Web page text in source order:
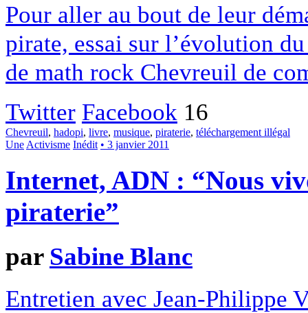
Pour aller au bout de leur
pirate, essai sur l’évolution
de math rock Chevreuil de
Twitter Facebook 16
Chevreuil, hadopi, livre, musique, piraterie, téléchargement illégal
UneActivisme Inédit • 3 janvier 2011
Internet, ADN : “Nous
piraterie”
par Sabine Blanc
Entretien avec Jean-Philippe